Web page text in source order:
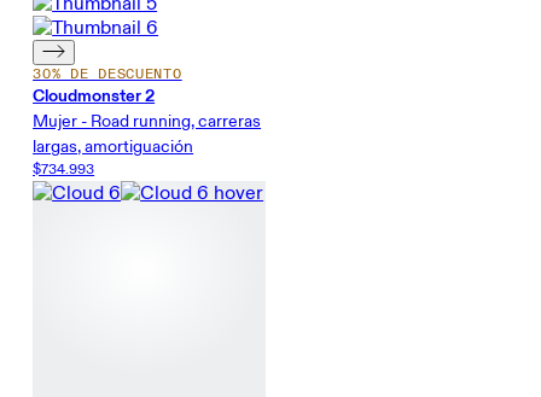
30% DE DESCUENTO
Cloudmonster 2
Mujer - Road running, carreras
largas, amortiguación
$734.993